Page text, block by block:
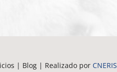
| Blog | Realizado por CNERIS